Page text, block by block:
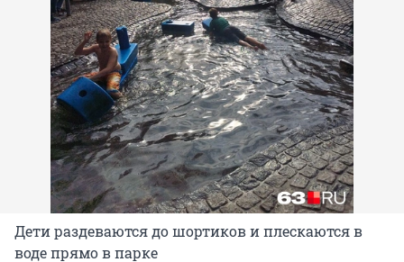
Дети раздеваются до шортиков и плескаются в
воде прямо в парке